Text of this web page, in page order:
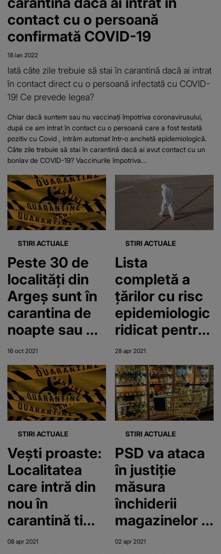
contact cu o persoană
confirmată COVID-19
18 ian 2022
Iată câte zile trebuie să stai în carantină dacă ai intrat
în contact direct cu o persoană infectată cu COVID-
19! Ce prevede legea?
Chiar dacă suntem sau nu vaccinați împotriva coronavirusului,
după ce am intrat în contact cu o persoană care a fost testată
pozitiv cu Covid , intrăm automat într-o anchetă epidemiologică.
Câte zile trebuie să stai în carantină dacă ai avut contact cu un
bonlav de COVID-19? Vaccinurile împotriva...
STIRI ACTUALE
Peste 30 de
localități din
Argeș sunt în
carantina de
noapte sau de
weekend,
începând cu
această
dimineață
16 oct 2021
STIRI ACTUALE
Lista
completă a
ţărilor cu risc
epidemiologic
ridicat pentru
care se
instituie
carantina la
întoarcerea în
România
28 apr 2021
STIRI ACTUALE
Vești proaste:
Localitatea
care intră din
nou în
carantină timp
de 14 zile
08 apr 2021
STIRI ACTUALE
PSD va ataca
în justiție
măsura
închiderii
magazinelor la
ora 18:00
02 apr 2021